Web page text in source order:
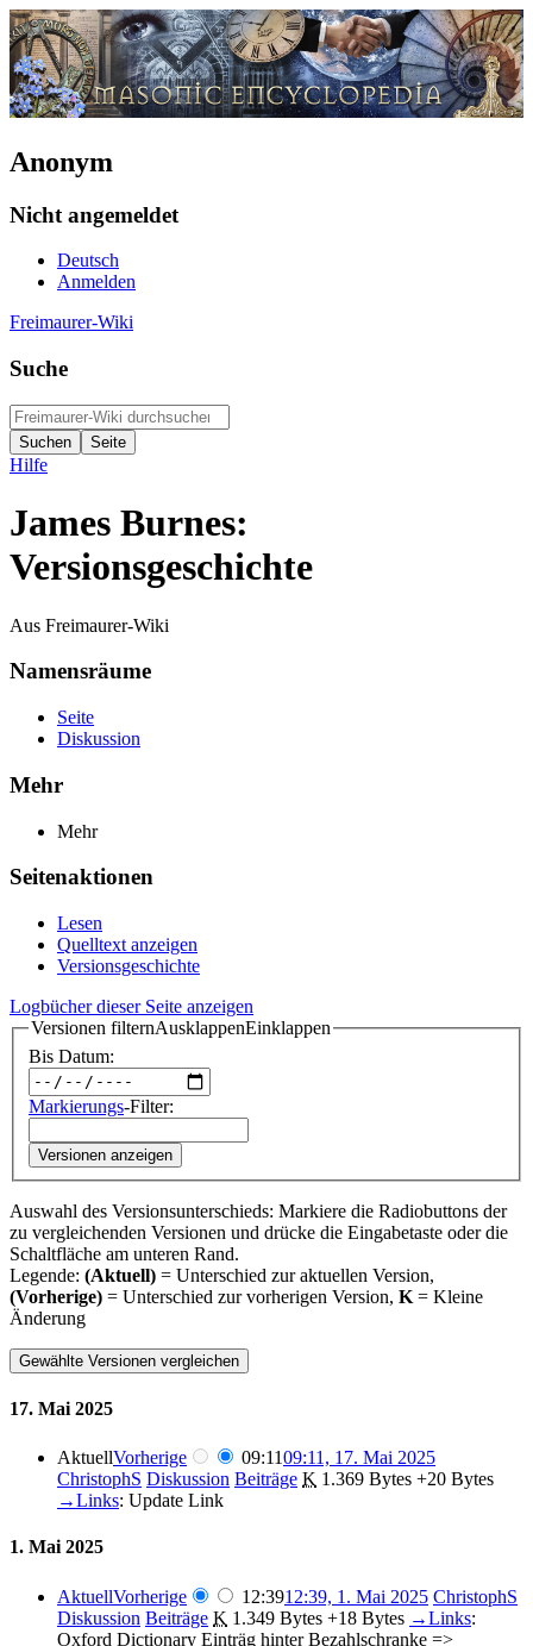
Anonym
Nicht angemeldet
Deutsch
Anmelden
Freimaurer-Wiki
Suche
Hilfe
James Burnes:
Versionsgeschichte
Aus Freimaurer-Wiki
Namensräume
Seite
Diskussion
Mehr
Mehr
Seitenaktionen
Lesen
Quelltext anzeigen
Versionsgeschichte
Logbücher dieser Seite anzeigen
Versionen filternAusklappenEinklappen
Bis Datum:
Markierungs-Filter:
Versionen anzeigen
Auswahl des Versionsunterschieds: Markiere die Radiobuttons der
zu vergleichenden Versionen und drücke die Eingabetaste oder die
Schaltfläche am unteren Rand.
Legende: (Aktuell) = Unterschied zur aktuellen Version,
(Vorherige) = Unterschied zur vorherigen Version, K = Kleine
Änderung
17. Mai 2025
AktuellVorherige 09:1109:11, 17. Mai 2025
ChristophS Diskussion Beiträge K 1.369 Bytes +20 Bytes
→‎Links: Update Link
1. Mai 2025
AktuellVorherige 12:3912:39, 1. Mai 2025 ChristophS
Diskussion Beiträge K 1.349 Bytes +18 Bytes →‎Links:
Oxford Dictionary Einträg hinter Bezahlschranke =>